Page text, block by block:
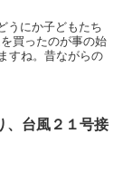
うにか子どもたち
買ったのが事の始
すね。昔ながらの
、台風２１号接